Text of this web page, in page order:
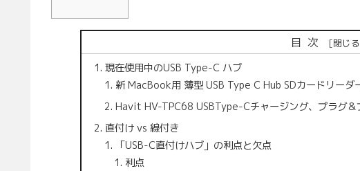
目次
現在使用中のUSB Type-C ハブ
新 MacBook用 薄型 USB Type C Hub SDカードリーダ
Havit HV-TPC68 USBType-Cチャージング、プラグ＆
直付け vs 線付き
「USB-C直付けハブ」の利点と欠点
利点